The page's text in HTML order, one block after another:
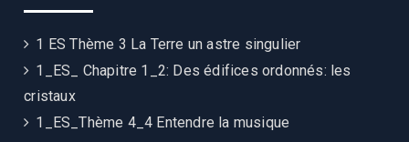
1 ES Thème 3 La Terre un astre singulier
1_ES_ Chapitre 1_2: Des édifices ordonnés: les
cristaux
1_ES_Thème 4_4 Entendre la musique